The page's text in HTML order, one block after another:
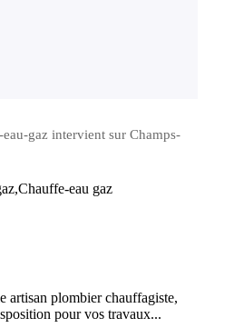
gaz intervient sur Champs-
eau gaz
artisan plombier chauffagiste,
pour vos travaux...